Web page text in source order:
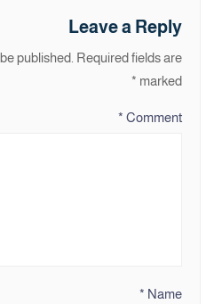
Leave a Reply
published. Required fields are
marked
*
Comment
*
Name
*